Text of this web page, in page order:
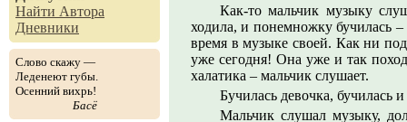
Найти Автора
Дневники
Слово скажу —
Леденеют губы.
Осенний вихрь!
Басё
Как-то мальчик музыку
ходила, и понемножку бучилась –
время в музыке своей. Как ни
уже сегодня! Она уже и так
халатика – мальчик слушает.
Бучилась девочка, бучилась и
Мальчик слушал музыку,